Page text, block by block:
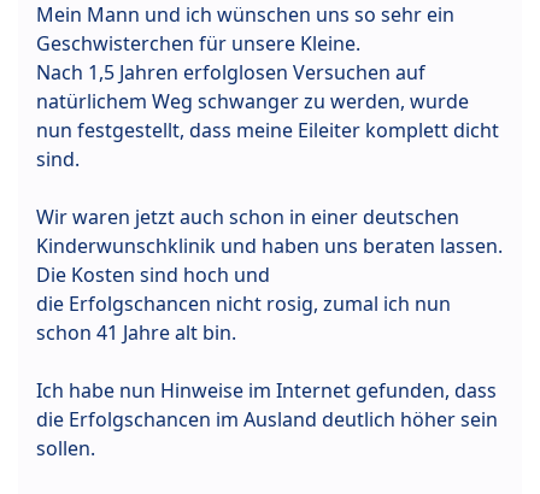
Mein Mann und ich wünschen uns so sehr ein
Geschwisterchen für unsere Kleine.
Nach 1,5 Jahren erfolglosen Versuchen auf
natürlichem Weg schwanger zu werden, wurde
nun festgestellt, dass meine Eileiter komplett dicht
sind.
Wir waren jetzt auch schon in einer deutschen
Kinderwunschklinik und haben uns beraten lassen.
Die Kosten sind hoch und
die Erfolgschancen nicht rosig, zumal ich nun
schon 41 Jahre alt bin.
Ich habe nun Hinweise im Internet gefunden, dass
die Erfolgschancen im Ausland deutlich höher sein
sollen.